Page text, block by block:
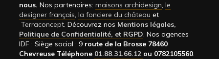
nous. Nos partenaires: maisons archidesign, le
designer français, la fonciere du château et
Terraconcept. Découvrez nos Mentions légales,
Politique de Confidentialité, et RGPD. Nos agences
IDF : Siège social : 9 route de la Brosse 78460
Chevreuse Téléphone 01.88.31.66.12 ou 0782105560.